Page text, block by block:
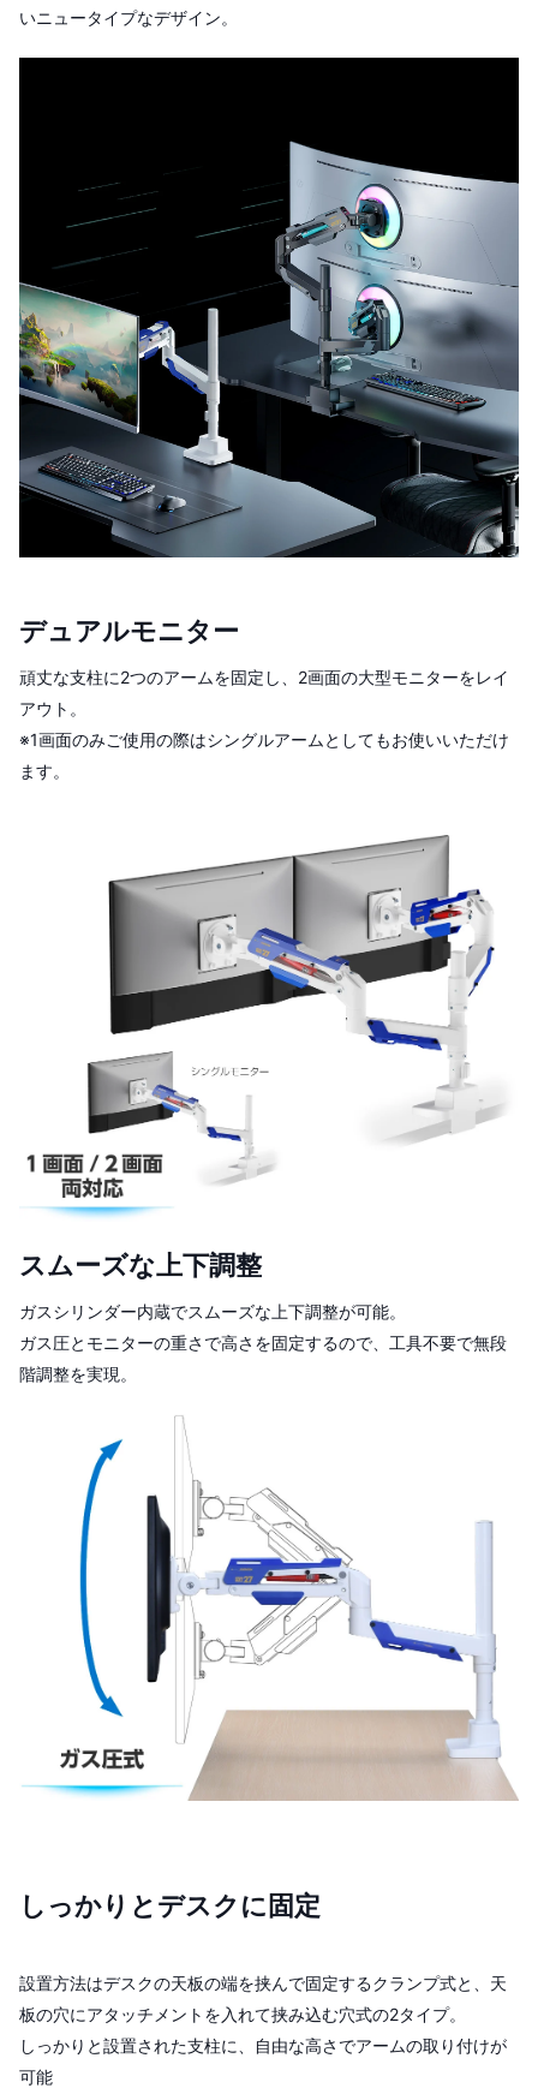
いニュータイプなデザイン。
デュアルモニター
頑丈な支柱に2つのアームを固定し、2画面の大型モニターをレイ
アウト。
※1画面のみご使用の際はシングルアームとしてもお使いいただけ
ます。
スムーズな上下調整
ガスシリンダー内蔵でスムーズな上下調整が可能。
ガス圧とモニターの重さで高さを固定するので、工具不要で無段
階調整を実現。
しっかりとデスクに固定
設置方法はデスクの天板の端を挟んで固定するクランプ式と、天
板の穴にアタッチメントを入れて挟み込む穴式の2タイプ。
しっかりと設置された支柱に、自由な高さでアームの取り付けが
可能